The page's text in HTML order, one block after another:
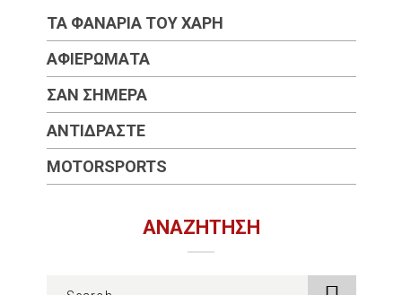
ΤΑ ΦΑΝΆΡΙΑ ΤΟΥ ΧΆΡΗ
ΑΦΙΕΡΏΜΑΤΑ
ΣΑΝ ΣΉΜΕΡΑ
ΑΝΤΙΔΡΆΣΤΕ
MOTORSPORTS
ΑΝΑΖΉΤΗΣΗ